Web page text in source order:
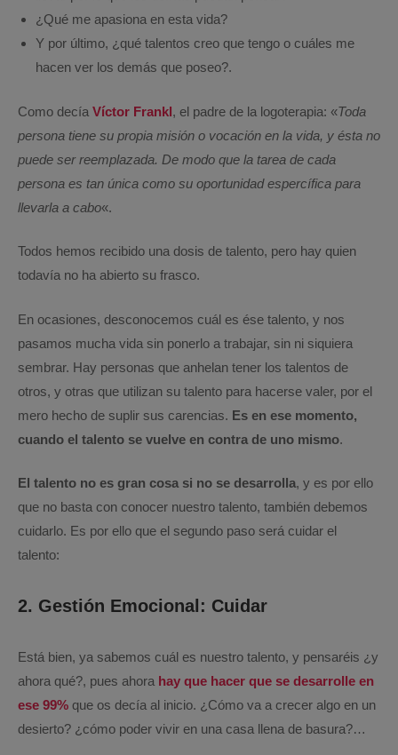
¿Qué me apasiona en esta vida?
Y por último, ¿qué talentos creo que tengo o cuáles me
hacen ver los demás que poseo?.
Como decía Víctor Frankl, el padre de la logoterapia: «Toda
persona tiene su propia misión o vocación en la vida, y ésta no
puede ser reemplazada. De modo que la tarea de cada
persona es tan única como su oportunidad espercífica para
llevarla a cabo«.
Todos hemos recibido una dosis de talento, pero hay quien
todavía no ha abierto su frasco.
En ocasiones, desconocemos cuál es ése talento, y nos
pasamos mucha vida sin ponerlo a trabajar, sin ni siquiera
sembrar. Hay personas que anhelan tener los talentos de
otros, y otras que utilizan su talento para hacerse valer, por el
mero hecho de suplir sus carencias. Es en ese momento,
cuando el talento se vuelve en contra de uno mismo.
El talento no es gran cosa si no se desarrolla, y es por ello
que no basta con conocer nuestro talento, también debemos
cuidarlo. Es por ello que el segundo paso será cuidar el
talento:
2. Gestión Emocional: Cuidar
Está bien, ya sabemos cuál es nuestro talento, y pensaréis ¿y
ahora qué?, pues ahora hay que hacer que se desarrolle en
ese 99% que os decía al inicio. ¿Cómo va a crecer algo en un
desierto? ¿cómo poder vivir en una casa llena de basura?…